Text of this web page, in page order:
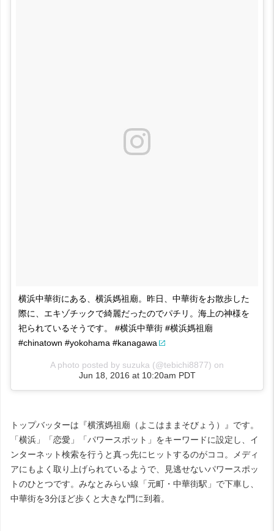
横浜中華街にある、横浜媽祖廟。昨日、中華街をお散歩した
際に、エキゾチックで綺麗だったのでパチリ。海上の神様を
祀られているそうです。 #横浜中華街 #横浜媽祖廟
#chinatown #yokohama #kanagawa
A photo posted by suzuka (@tebichi8877) on
Jun 18, 2016 at 10:20am PDT
トップバッターは『横濱媽祖廟（よこはままそびょう）』です。
「横浜」「恋愛」「パワースポット」をキーワードに設定し、イ
ンターネット検索を行うと真っ先にヒットするのがココ。メディ
アにもよく取り上げられているようで、見逃せないパワースポッ
トのひとつです。みなとみらい線「元町・中華街駅」で下車し、
中華街を3分ほど歩くと大きな門に到着。